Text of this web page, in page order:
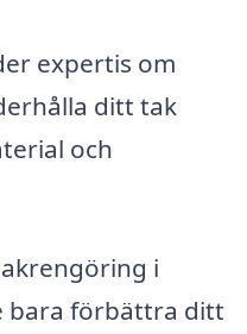
expertis om
ditt tak
och
i
bara förbättra ditt